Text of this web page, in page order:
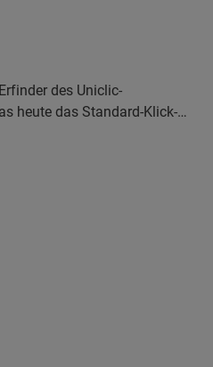
des Uniclic-
heute das Standard-Klick-
revolutionären und